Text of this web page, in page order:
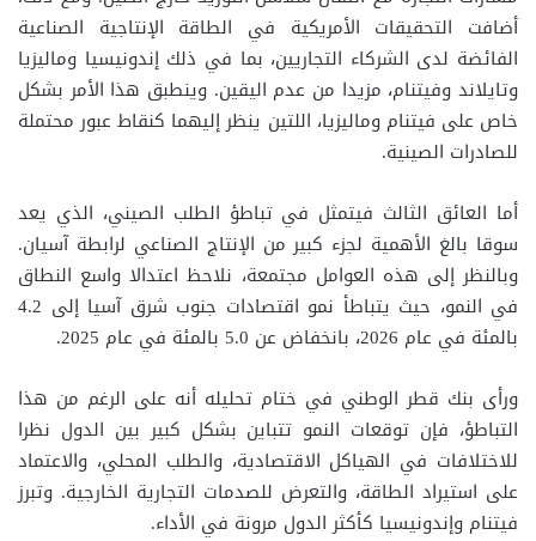
أضافت التحقيقات الأمريكية في الطاقة الإنتاجية الصناعية
الفائضة لدى الشركاء التجاريين، بما في ذلك إندونيسيا وماليزيا
وتايلاند وفيتنام، مزيدا من عدم اليقين. وينطبق هذا الأمر بشكل
خاص على فيتنام وماليزيا، اللتين ينظر إليهما كنقاط عبور محتملة
للصادرات الصينية.
أما العائق الثالث فيتمثل في تباطؤ الطلب الصيني، الذي يعد
سوقا بالغ الأهمية لجزء كبير من الإنتاج الصناعي لرابطة آسيان.
وبالنظر إلى هذه العوامل مجتمعة، نلاحظ اعتدالا واسع النطاق
في النمو، حيث يتباطأ نمو اقتصادات جنوب شرق آسيا إلى 4.2
بالمئة في عام 2026، بانخفاض عن 5.0 بالمئة في عام 2025.
ورأى بنك قطر الوطني في ختام تحليله أنه على الرغم من هذا
التباطؤ، فإن توقعات النمو تتباين بشكل كبير بين الدول نظرا
للاختلافات في الهياكل الاقتصادية، والطلب المحلي، والاعتماد
على استيراد الطاقة، والتعرض للصدمات التجارية الخارجية. وتبرز
فيتنام وإندونيسيا كأكثر الدول مرونة في الأداء.